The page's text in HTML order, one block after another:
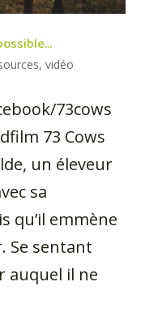
, vidéo
73cows
73 Cows
un éleveur
sa
qu’il emmène
Se sentant
auquel il ne